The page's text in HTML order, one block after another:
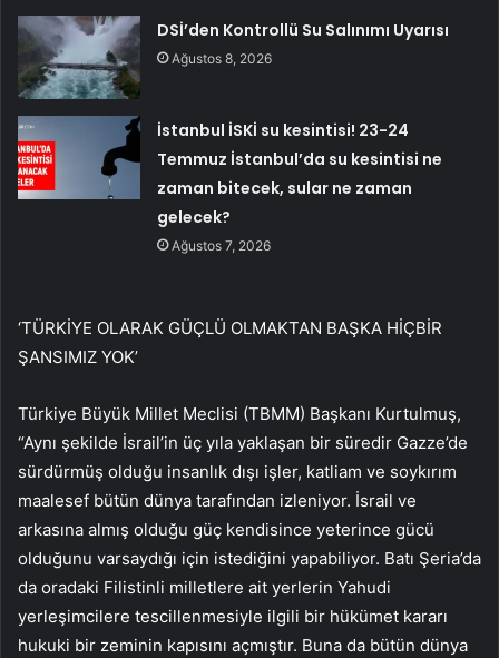
DSİ’den Kontrollü Su Salınımı Uyarısı
Ağustos 8, 2026
İstanbul İSKİ su kesintisi! 23-24
Temmuz İstanbul’da su kesintisi ne
zaman bitecek, sular ne zaman
gelecek?
Ağustos 7, 2026
‘TÜRKİYE OLARAK GÜÇLÜ OLMAKTAN BAŞKA HİÇBİR
ŞANSIMIZ YOK’
Türkiye Büyük Millet Meclisi (TBMM) Başkanı Kurtulmuş,
“Aynı şekilde İsrail’in üç yıla yaklaşan bir süredir Gazze’de
sürdürmüş olduğu insanlık dışı işler, katliam ve soykırım
maalesef bütün dünya tarafından izleniyor. İsrail ve
arkasına almış olduğu güç kendisince yeterince gücü
olduğunu varsaydığı için istediğini yapabiliyor. Batı Şeria’da
da oradaki Filistinli milletlere ait yerlerin Yahudi
yerleşimcilere tescillenmesiyle ilgili bir hükümet kararı
hukuki bir zeminin kapısını açmıştır. Buna da bütün dünya